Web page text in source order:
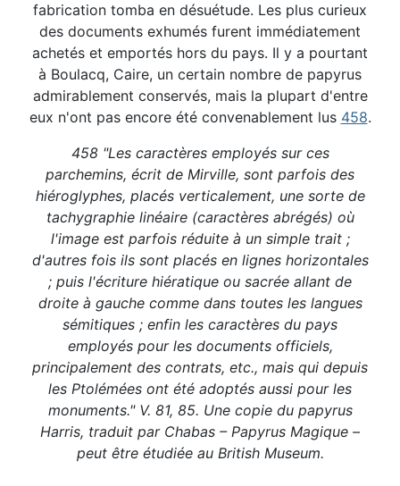
fabrication tomba en désuétude. Les plus curieux
des documents exhumés furent immédiatement
achetés et emportés hors du pays. Il y a pourtant
à Boulacq, Caire, un certain nombre de papyrus
admirablement conservés, mais la plupart d'entre
eux n'ont pas encore été convenablement lus 458.
458 "Les caractères employés sur ces
parchemins, écrit de Mirville, sont parfois des
hiéroglyphes, placés verticalement, une sorte de
tachygraphie linéaire (caractères abrégés) où
l'image est parfois réduite à un simple trait ;
d'autres fois ils sont placés en lignes horizontales
; puis l'écriture hiératique ou sacrée allant de
droite à gauche comme dans toutes les langues
sémitiques ; enfin les caractères du pays
employés pour les documents officiels,
principalement des contrats, etc., mais qui depuis
les Ptolémées ont été adoptés aussi pour les
monuments." V. 81, 85. Une copie du papyrus
Harris, traduit par Chabas – Papyrus Magique –
peut être étudiée au British Museum.